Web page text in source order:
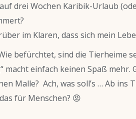
drei Wochen Karibik-Urlaub
im Klaren, dass sich mein
befürchtet, sind die Tierheime
macht einfach keinen Spaß
Malle? Ach, was soll’s … Ab ins
für Menschen? 😡